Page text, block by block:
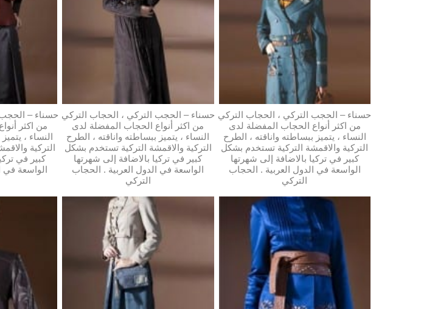
حسناء – الحجب التركي ، الحجاب التركي
من اكثر أنواع الحجاب المفضلة لدى
النساء ، يتميز ببساطته واناقته ، الطرح
التركية والاقمشة التركية تستخدم بشكل
كبير في تركيا بالاضافة إلى شهرتها
الواسعة في الدول العربية . الحجاب
التركي
حسناء – الحجب التركي ، الحجاب التركي
من اكثر أنواع الحجاب المفضلة لدى
النساء ، يتميز ببساطته واناقته ، الطرح
التركية والاقمشة التركية تستخدم بشكل
كبير في تركيا بالاضافة إلى شهرتها
الواسعة في الدول العربية . الحجاب
التركي
حسناء –
من اكثر
النساء ،
التركية
كبير في
الواسعة في